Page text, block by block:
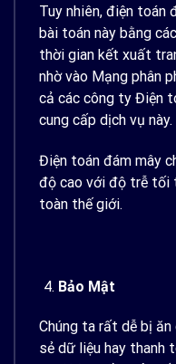
Tuy nhiên, điện toán
bài toán này bằng
thời gian kết xuất
nhờ vào Mạng phân
cả các công ty Điện
cung cấp dịch vụ này.
Điện toán đám mây
độ cao với độ trễ tối
toàn thế giới.
Bảo Mật
Chúng ta rất dễ bị
sẻ dữ liệu hay thanh